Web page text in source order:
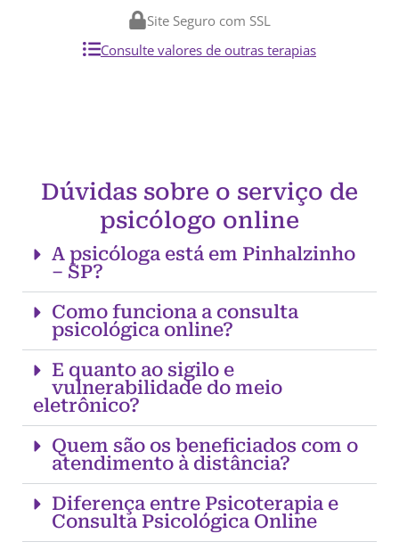
Site Seguro com SSL
Consulte valores de outras terapias
Dúvidas sobre o serviço de
psicólogo online
A psicóloga está em Pinhalzinho
– SP?
Como funciona a consulta
psicológica online?
E quanto ao sigilo e
vulnerabilidade do meio
eletrônico?
Quem são os beneficiados com o
atendimento à distância?
Diferença entre Psicoterapia e
Consulta Psicológica Online